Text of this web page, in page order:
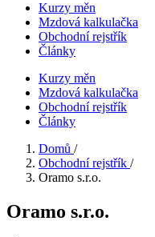
Kurzy měn
Mzdová kalkulačka
Obchodní rejstřík
Články
Kurzy měn
Mzdová kalkulačka
Obchodní rejstřík
Články
Domů /
Obchodní rejstřík /
Oramo s.r.o.
Oramo s.r.o.